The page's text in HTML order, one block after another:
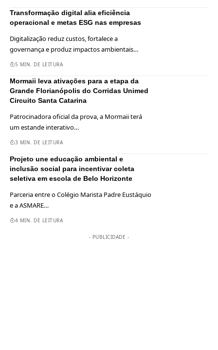
Transformação digital alia eficiência
operacional e metas ESG nas empresas
Digitalização reduz custos, fortalece a
governança e produz impactos ambientais…
5 MIN. DE LEITURA
Mormaii leva ativações para a etapa da
Grande Florianópolis do Corridas Unimed
Circuito Santa Catarina
Patrocinadora oficial da prova, a Mormaii terá
um estande interativo…
3 MIN. DE LEITURA
Projeto une educação ambiental e
inclusão social para incentivar coleta
seletiva em escola de Belo Horizonte
Parceria entre o Colégio Marista Padre Eustáquio
e a ASMARE…
4 MIN. DE LEITURA
- PUBLICIDADE -